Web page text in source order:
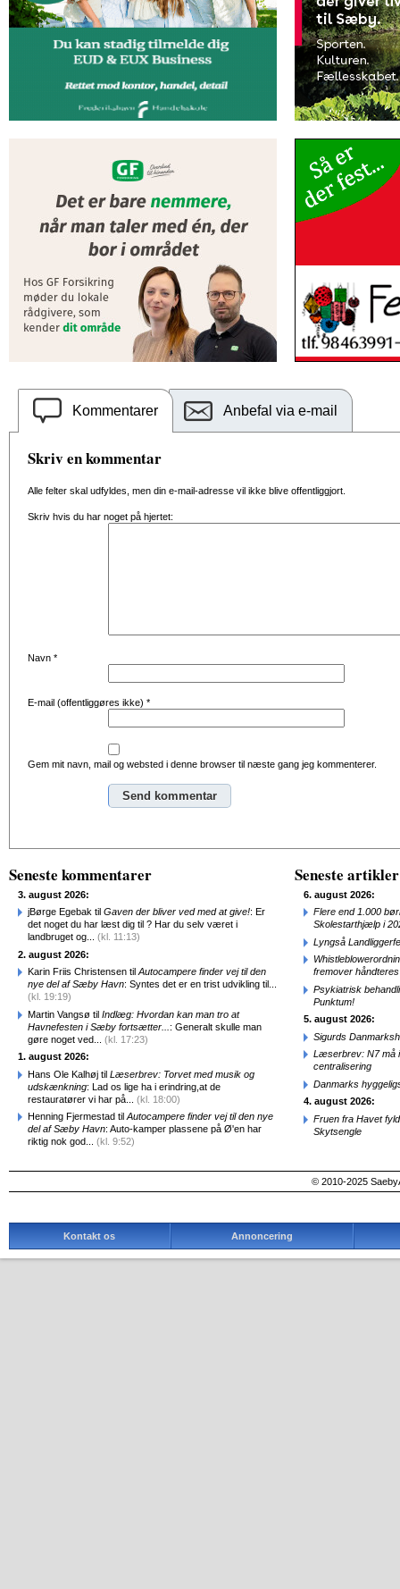
Kommentarer Anbefal via e-mail
Skriv en kommentar
Alle felter skal udfyldes, men din e-mail-adresse vil ikke blive offentliggjort.
Skriv hvis du har noget på hjertet:
Navn *
E-mail (offentliggøres ikke) *
Gem mit navn, mail og websted i denne browser til næste gang jeg kommenterer.
Seneste kommentarer
3. august 2026:
jBørge Egebak til Gaven der bliver ved med at give!: Er
det noget du har læst dig til ? Har du selv været i
landbruget og... (kl. 11:13)
2. august 2026:
Karin Friis Christensen til Autocampere finder vej til den
nye del af Sæby Havn: Syntes det er en trist udvikling til...
(kl. 19:19)
Martin Vangsø til Indlæg: Hvordan kan man tro at
Havnefesten i Sæby fortsætter... : Generalt skulle man
gøre noget ved... (kl. 17:23)
1. august 2026:
Hans Ole Kalhøj til Læserbrev: Torvet med musik og
udskænkning: Lad os lige ha i erindring,at de
restauratører vi har på... (kl. 18:00)
Henning Fjermestad til Autocampere finder vej til den nye
del af Sæby Havn: Auto-kamper plassene på Ø'en har
riktig nok god... (kl. 9:52)
Seneste artikler
6. august 2026:
Flere end 1.000
Skolestarthjælp i
Lyngså
fremover
Psykiatrisk
Punktum!
5. august 2026:
Sigurds
Læserbrev: N7 må
centralisering
Danmarks
4. august 2026:
Fruen fra Havet
Skytsengle
© 2010-2025
Kontakt os Annoncering